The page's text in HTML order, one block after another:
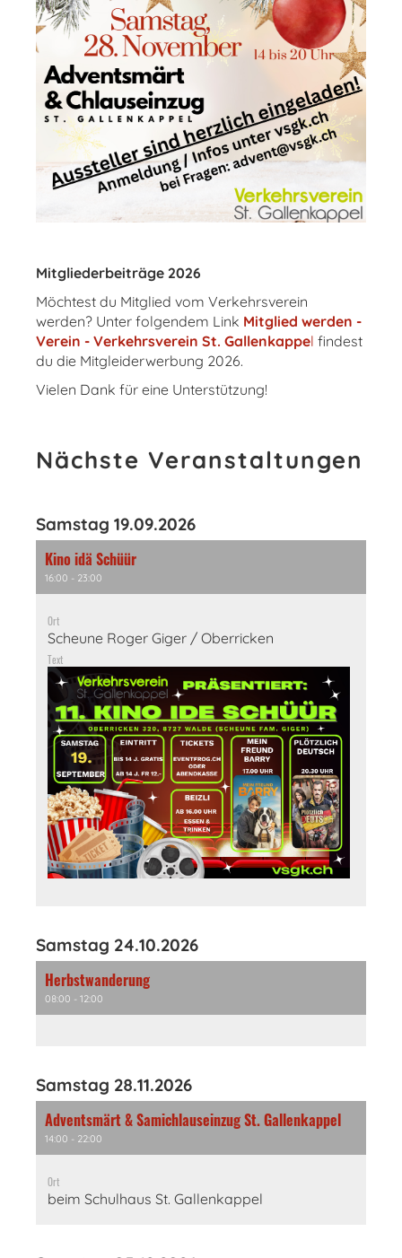
Mitgliederbeiträge 2026
Möchtest du Mitglied vom Verkehrsverein
werden? Unter folgendem Link Mitglied werden -
Verein - Verkehrsverein St. Gallenkappel findest
du die Mitgleiderwerbung 2026.
Vielen Dank für eine Unterstützung!
Nächste Veranstaltungen
Samstag 19.09.2026
Kino idä Schüür
16:00 - 23:00
Ort
Scheune Roger Giger / Oberricken
Text
Samstag 24.10.2026
Herbstwanderung
08:00 - 12:00
Samstag 28.11.2026
Adventsmärt & Samichlauseinzug St. Gallenkappel
14:00 - 22:00
Ort
beim Schulhaus St. Gallenkappel